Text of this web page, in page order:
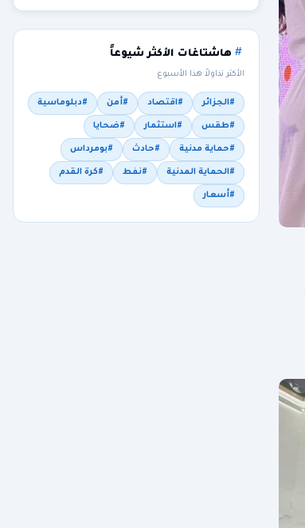
هاشتاغات الأكثر شيوعاً
الأكثر تداولاً هذا الأسبوع
#الجزائر #اقتصاد #أمن #دبلوماسية
#طقس #استثمار #ضحايا
#حماية مدنية #حادث #بومرداس
#الحماية المدنية #نفط #كرة القدم
#أسعار